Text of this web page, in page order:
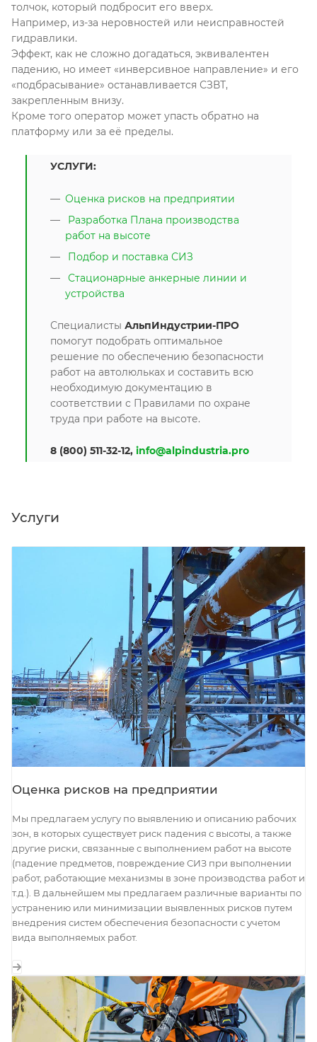
толчок, который подбросит его вверх.
Например, из-за неровностей или неисправностей
гидравлики.
Эффект, как не сложно догадаться, эквивалентен
падению, но имеет «инверсивное направление» и его
«подбрасывание» останавливается СЗВТ,
закрепленным внизу.
Кроме того оператор может упасть обратно на
платформу или за её пределы.
УСЛУГИ:
Оценка рисков на предприятии
Разработка Плана производства
работ на высоте
Подбор и поставка СИЗ
Стационарные анкерные линии и
устройства
Специалисты АльпИндустрии-ПРО
помогут подобрать оптимальное
решение по обеспечению безопасности
работ на автолюльках и составить всю
необходимую документацию в
соответствии с Правилами по охране
труда при работе на высоте.
8 (800) 511-32-12, info@alpindustria.pro
Услуги
Оценка рисков на предприятии
Мы предлагаем услугу по выявлению и описанию рабочих
зон, в которых существует риск падения с высоты, а также
другие риски, связанные с выполнением работ на высоте
(падение предметов, повреждение СИЗ при выполнении
работ, работающие механизмы в зоне производства работ и
т.д.). В дальнейшем мы предлагаем различные варианты по
устранению или минимизации выявленных рисков путем
внедрения систем обеспечения безопасности с учетом
вида выполняемых работ.